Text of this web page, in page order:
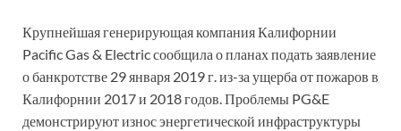
Крупнейшая генерирующая компания Калифорнии
Pacific Gas & Electric сообщила о планах подать заявление
о банкротстве 29 января 2019 г. из-за ущерба от пожаров в
Калифорнии 2017 и 2018 годов. Проблемы PG&E
демонстрируют износ энергетической инфраструктуры